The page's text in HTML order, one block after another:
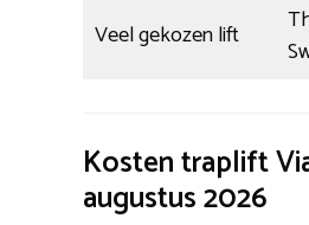
Veel gekozen lift
Kosten traplift
augustus 2026